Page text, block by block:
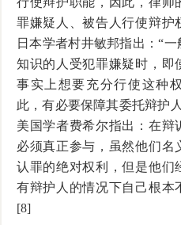
罪嫌疑人、被告人行使辩护
日本学者村井敏邦指出：“
知识的人受犯罪嫌疑时，即
事实上想要充分行使这种
此，有必要保障其委托辩护
美国学者费希尔指出：在辩
必须真正参与，虽然他们名
认罪的绝对权利，但是他们
有辩护人的情况下自己根本
[8]